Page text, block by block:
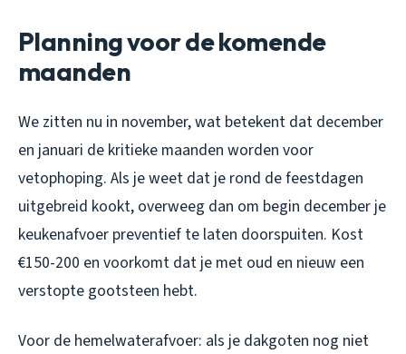
Planning voor de komende
maanden
We zitten nu in november, wat betekent dat december
en januari de kritieke maanden worden voor
vetophoping. Als je weet dat je rond de feestdagen
uitgebreid kookt, overweeg dan om begin december je
keukenafvoer preventief te laten doorspuiten. Kost
€150-200 en voorkomt dat je met oud en nieuw een
verstopte gootsteen hebt.
Voor de hemelwaterafvoer: als je dakgoten nog niet